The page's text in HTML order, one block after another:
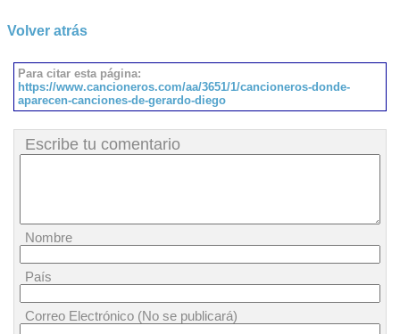
Volver atrás
Para citar esta página:
https://www.cancioneros.com/aa/3651/1/cancioneros-donde-
aparecen-canciones-de-gerardo-diego
Escribe tu comentario
Nombre
País
Correo Electrónico (No se publicará)